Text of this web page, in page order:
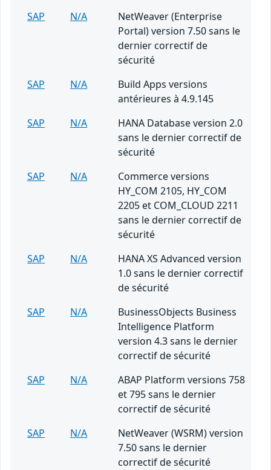
SAP
N/A
NetWeaver (Enterprise
Portal) version 7.50 sans le
dernier correctif de
sécurité
SAP
N/A
Build Apps versions
antérieures à 4.9.145
SAP
N/A
HANA Database version 2.0
sans le dernier correctif de
sécurité
SAP
N/A
Commerce versions
HY_COM 2105, HY_COM
2205 et COM_CLOUD 2211
sans le dernier correctif de
sécurité
SAP
N/A
HANA XS Advanced version
1.0 sans le dernier correctif
de sécurité
SAP
N/A
BusinessObjects Business
Intelligence Platform
version 4.3 sans le dernier
correctif de sécurité
SAP
N/A
ABAP Platform versions 758
et 795 sans le dernier
correctif de sécurité
SAP
N/A
NetWeaver (WSRM) version
7.50 sans le dernier
correctif de sécurité